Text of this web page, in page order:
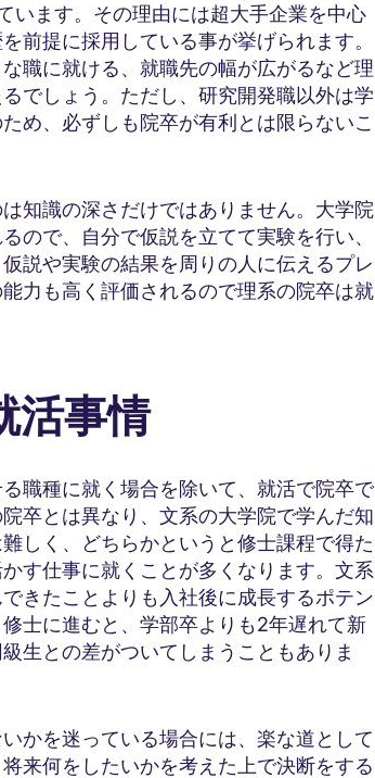
います。その理由には超大手企業を中心
前提に採用している事が挙げられます。
職に就ける、就職先の幅が広がるなど理
でしょう。ただし、研究開発職以外は学
め、必ずしも院卒が有利とは限らないこ
知識の深さだけではありません。大学院
ので、自分で仮説を立てて実験を行い、
説や実験の結果を周りの人に伝えるプレ
力も高く評価されるので理系の院卒は就
活事情
職種に就く場合を除いて、就活で院卒で
卒とは異なり、文系の大学院で学んだ知
しく、どちらかというと修士課程で得た
す仕事に就くことが多くなります。文系
きたことよりも入社後に成長するポテン
士に進むと、学部卒よりも2年遅れて新
生との差がついてしまうこともありま
かを迷っている場合には、楽な道として
来何をしたいかを考えた上で決断をする